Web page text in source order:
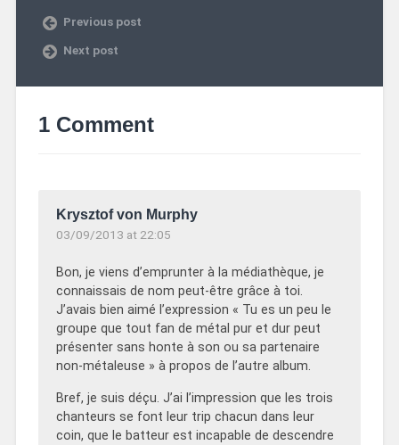
Previous post
Next post
1 Comment
Krysztof von Murphy
03/09/2013 at 22:05
Bon, je viens d’emprunter à la médiathèque, je
connaissais de nom peut-être grâce à toi.
J’avais bien aimé l’expression « Tu es un peu le
groupe que tout fan de métal pur et dur peut
présenter sans honte à son ou sa partenaire
non-métaleuse » à propos de l’autre album.
Bref, je suis déçu. J’ai l’impression que les trois
chanteurs se font leur trip chacun dans leur
coin, que le batteur est incapable de descendre